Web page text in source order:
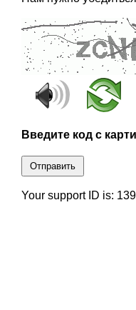
Введите код с
Отправить
Your support ID is: